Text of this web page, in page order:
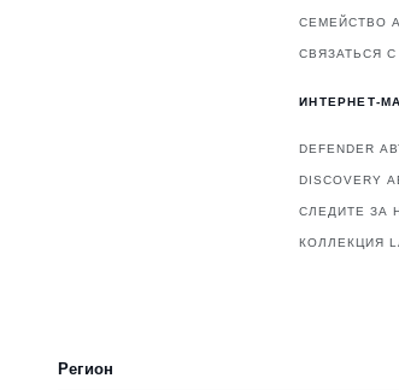
СЕМЕЙСТВО
СВЯЗАТЬСЯ
ИНТЕРНЕТ-
DEFENDER
DISCOVERY
СЛЕДИТЕ ЗА
КОЛЛЕКЦИЯ
Регион